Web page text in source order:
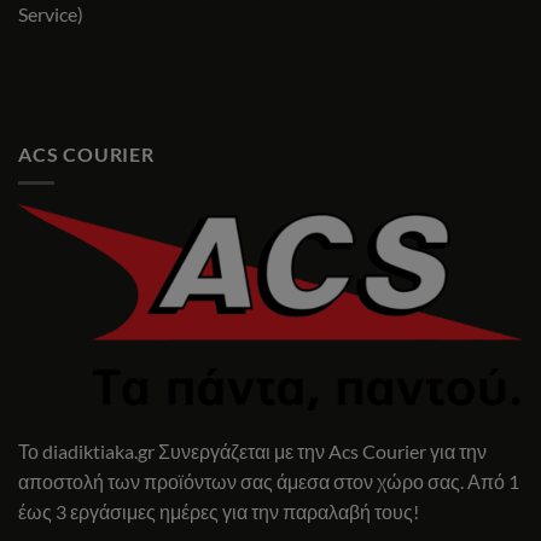
Service)
ACS COURIER
Το diadiktiaka.gr Συνεργάζεται με την Acs Courier για την
αποστολή των προϊόντων σας άμεσα στον χώρο σας. Από 1
έως 3 εργάσιμες ημέρες για την παραλαβή τους!